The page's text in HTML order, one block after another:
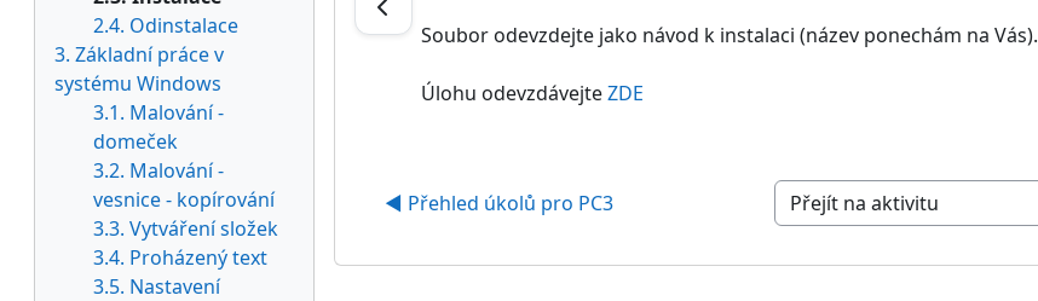
Soubor odevzdejte jako návod k instalaci (název ponechám na Vás).
Úlohu odevzdávejteZDE
◀︎ Přehled úkolů pro PC3 Přejít na aktivitu
2.4. Odinstalace
3. Základní práce v
systému Windows
3.1. Malování -
domeček
3.2. Malování -
vesnice - kopírování
3.3. Vytváření složek
3.4. Proházený text
3.5. Nastavení